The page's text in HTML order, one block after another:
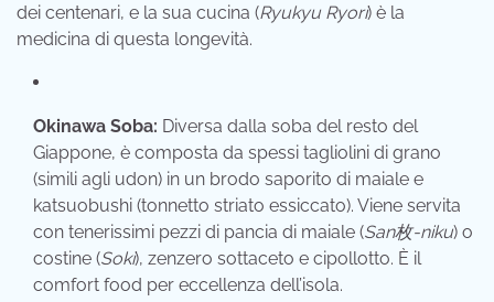
dei centenari, e la sua cucina (Ryukyu Ryori) è la
medicina di questa longevità.
Okinawa Soba: Diversa dalla soba del resto del
Giappone, è composta da spessi tagliolini di grano
(simili agli udon) in un brodo saporito di maiale e
katsuobushi (tonnetto striato essiccato). Viene servita
con tenerissimi pezzi di pancia di maiale (San枚-niku) o
costine (Soki), zenzero sottaceto e cipollotto. È il
comfort food per eccellenza dell’isola.